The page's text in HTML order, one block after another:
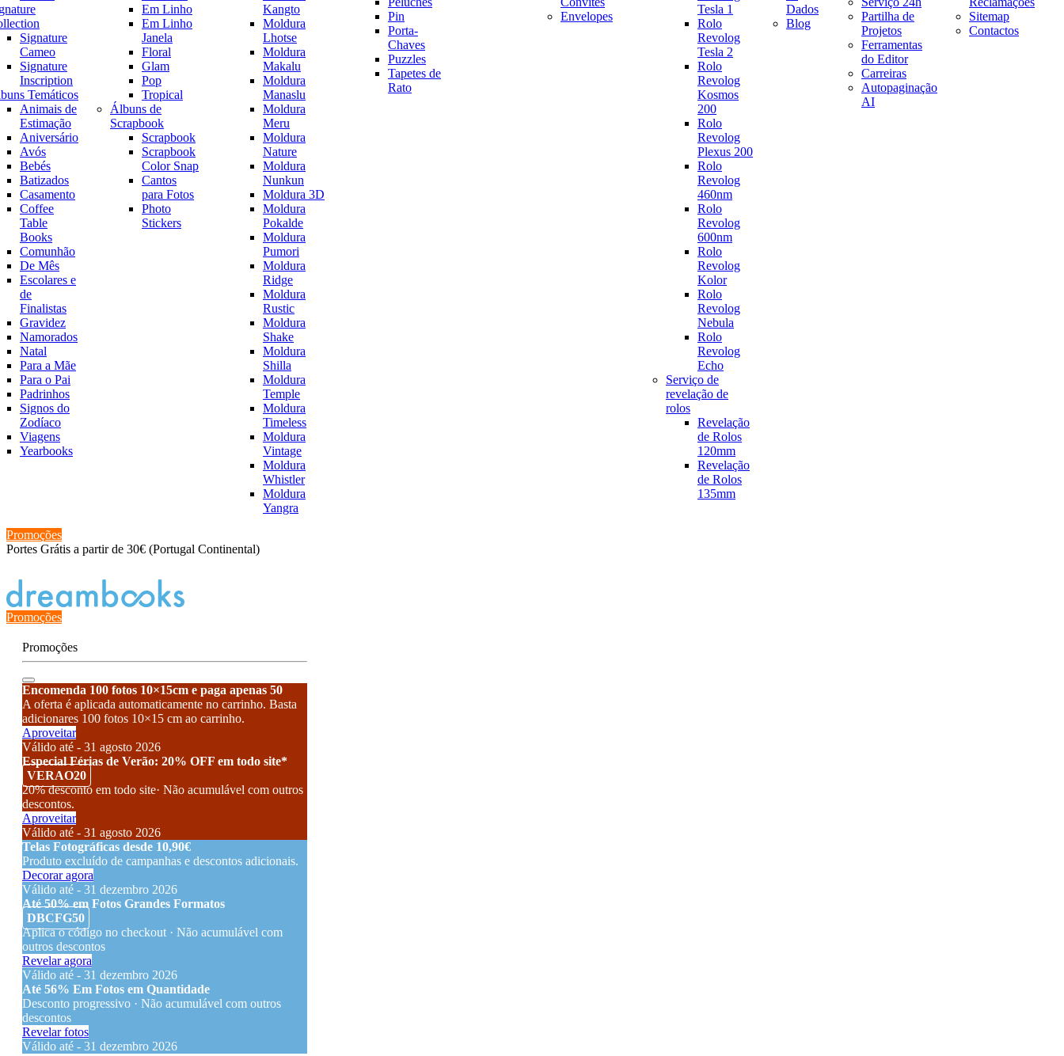
Signature
Cameo
Signature
Inscription
Temáticos
Animais de
Estimação
Aniversário
Avós
Bebés
Batizados
Casamento
Coffee
Table
Books
Comunhão
De Mês
Escolares e
de
Finalistas
Gravidez
Namorados
Natal
Para a Mãe
Para o Pai
Padrinhos
Signos do
Zodíaco
Viagens
Yearbooks
Em Linho
Em Linho
Janela
Floral
Glam
Pop
Tropical
Álbuns de
Scrapbook
Scrapbook
Scrapbook
Color Snap
Cantos
para Fotos
Photo
Stickers
Kangto
Moldura
Lhotse
Moldura
Makalu
Moldura
Manaslu
Moldura
Meru
Moldura
Nature
Moldura
Nunkun
Moldura 3D
Moldura
Pokalde
Moldura
Pumori
Moldura
Ridge
Moldura
Rustic
Moldura
Shake
Moldura
Shilla
Moldura
Temple
Moldura
Timeless
Moldura
Vintage
Moldura
Whistler
Moldura
Yangra
Pin
Porta-
Chaves
Puzzles
Tapetes de
Rato
Envelopes
Tesla 1
Rolo
Revolog
Tesla 2
Rolo
Revolog
Kosmos
200
Rolo
Revolog
Plexus 200
Rolo
Revolog
460nm
Rolo
Revolog
600nm
Rolo
Revolog
Kolor
Rolo
Revolog
Nebula
Rolo
Revolog
Echo
Serviço de
revelação de
rolos
Revelação
de Rolos
120mm
Revelação
de Rolos
135mm
Dados
Blog
Partilha de
Projetos
Ferramentas
do Editor
Carreiras
Autopaginação
AI
Sitemap
Contactos
Promoções
Portes Grátis a partir de 30€ (Portugal Continental)
Promoções
Promoções
Encomenda 100 fotos 10×15cm e paga apenas 50
A oferta é aplicada automaticamente no carrinho. Basta
adicionares 100 fotos 10×15 cm ao carrinho.
Aproveitar
Válido até - 31 agosto 2026
Especial Férias de Verão: 20% OFF em todo site*
VERAO20
20% desconto em todo site· Não acumulável com outros
descontos.
Aproveitar
Válido até - 31 agosto 2026
Telas Fotográficas desde 10,90€
Produto excluído de campanhas e descontos adicionais.
Decorar agora
Válido até - 31 dezembro 2026
Até 50% em Fotos Grandes Formatos
DBCFG50
Aplica o código no checkout · Não acumulável com
outros descontos
Revelar agora
Válido até - 31 dezembro 2026
Até 56% Em Fotos em Quantidade
Desconto progressivo · Não acumulável com outros
descontos
Revelar fotos
Válido até - 31 dezembro 2026